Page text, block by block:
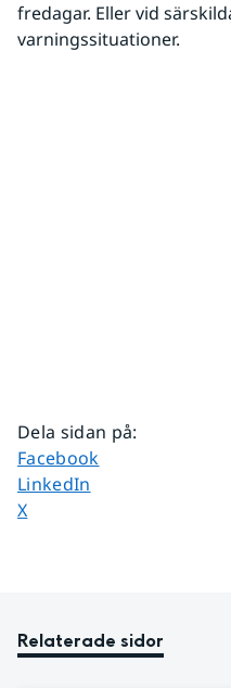
fredagar. Eller vid
varningssituationer.
Dela sidan på:
Dela sidan på
Facebook
Dela sidan på
LinkedIn
Dela sidan på
X
Relaterade sidor